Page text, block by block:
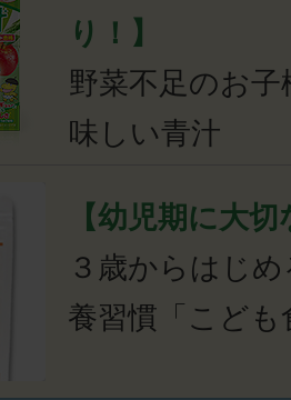
り！】
野菜不足のお
味しい青汁
【幼児期に大
３歳からはじ
養習慣「こども